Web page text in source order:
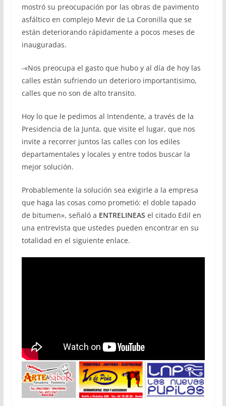
mostró su preocupación por las obras de pavimento
asfáltico en complejo Mevir de La Coronilla que se
están deteriorando rápidamente a pocos meses de
inauguradas.
-«Nos preocupa el gasto que hubo y al día de hoy las
calles están sufriendo un deterioro importantisimo,
calles que no son de alto transito.
Hoy lo que le pedimos al Intendente, a través de la
Presidencia de la Junta, que visite el lugar, que nos
invite a recorrer juntos las calles con los ediles
departamentales y locales y entre todos buscar la
mejor solución.
Probablemente la solución sea exigirle a la empresa
que haga las cosas como prometió: el doble tapado
de bitumen», señaló a ENTRELINEAS el citado Edil en
una entrevista que ustedes pueden encontrar en su
totalidad en el siguiente enlace.